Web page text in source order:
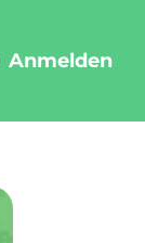
Anmelden